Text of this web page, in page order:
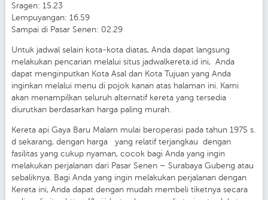
Sragen: 15.23
Lempuyangan: 16.59
Sampai di Pasar Senen: 02.29
Untuk jadwal selain kota-kota diatas, Anda dapat langsung
melakukan pencarian melalui situs jadwalkereta.id ini, Anda
dapat menginputkan Kota Asal dan Kota Tujuan yang Anda
inginkan melalui menu di pojok kanan atas halaman ini. Kami
akan menampilkan seluruh alternatif kereta yang tersedia
diurutkan berdasarkan harga paling murah.
Kereta api Gaya Baru Malam mulai beroperasi pada tahun 1975 s.
d sekarang, dengan harga yang relatif terjangkau dengan
fasilitas yang cukup nyaman, cocok bagi Anda yang ingin
melakukan perjalanan dari Pasar Senen – Surabaya Gubeng atau
sebaliknya. Bagi Anda yang ingin melakukan perjalanan dengan
Kereta ini, Anda dapat dengan mudah membeli tiketnya secara